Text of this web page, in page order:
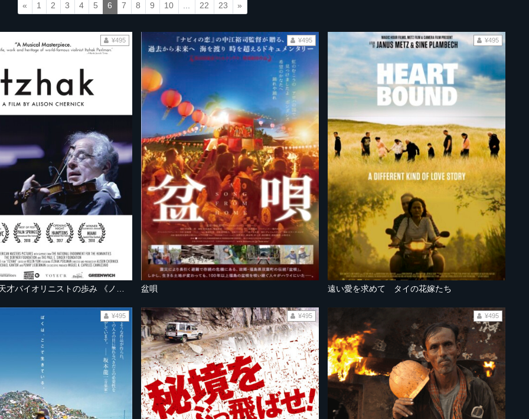
« 1 2 3 4 5 6 7 8 9 10 22 23 »
イツァーク 天才バイオリニストの歩み 《ノーカット完全版》
¥495
盆唄
¥495
遠い愛を求めて タイの花嫁たち
¥495
¥495 ¥495 ¥495